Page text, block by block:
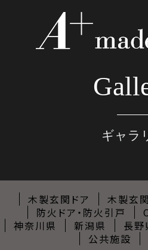
ギャラ
木製玄関ドア 木製玄
防火ドア・防火引戸
神奈川県
新潟県 長野
公共施設